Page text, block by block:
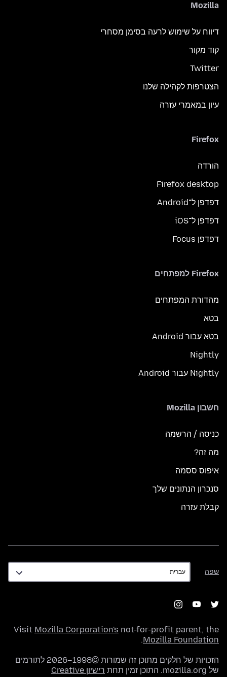
Mozilla
דיווח על שימוש לרעה בסימן מסחרי
קוד מקור
Twitter
הצטרפות לקהילה שלנו
עיון במאמרי עזרה
Firefox
הורדה
Firefox desktop
דפדפן ל־Android
דפדפן ל־iOS
דפדפן Focus
Firefox למפתחים
מהדורת המפתחים
בטא
בטא עבור Android
Nightly
Nightly עבור Android
חשבון Mozilla
כניסה / הרשמה
מה זה?
איפוס ססמה
סנכרון הנתונים שלך
קבלת עזרה
שפה
שפה
Visit Mozilla Corporation's not-for-profit parent, the
Mozilla Foundation
.
הזכויות של חלקים מתוכן זה שמורות ©1998–2026 לתורמים
של mozilla.org. התוכן זמין תחת
רישיון Creative